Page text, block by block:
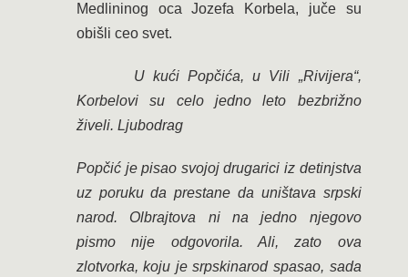
Medlininog oca Jozefa Korbela, juče su
obišli ceo svet.
U kući Popčića, u Vili „Rivijera“,
Korbelovi su celo jedno leto bezbrižno
živeli. Ljubodrag
Popčić je pisao svojoj drugarici iz detinjstva
uz poruku da prestane da uništava srpski
narod. Olbrajtova ni na jedno njegovo
pismo nije odgovorila. Ali, zato ova
zlotvorka, koju je srpskinarod spasao, sada